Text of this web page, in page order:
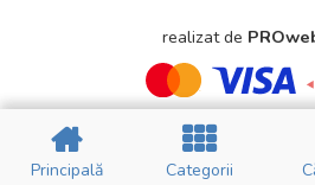
realizat de
Principală Filtre
Principală Categorii
Principală Filtre
Principală Categorii